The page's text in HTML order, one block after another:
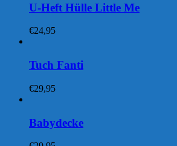
U-Heft Hülle Little Me
€24,95
Tuch Fanti
€29,95
Babydecke